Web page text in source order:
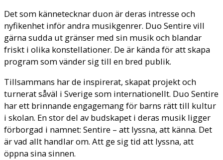
Det som kännetecknar duon är deras intresse och
nyfikenhet inför andra musikgenrer. Duo Sentire vill
gärna sudda ut gränser med sin musik och blandar
friskt i olika konstellationer. De är kända för att skapa
program som vänder sig till en bred publik.
Tillsammans har de inspirerat, skapat projekt och
turnerat såväl i Sverige som internationellt. Duo Sentire
har ett brinnande engagemang för barns rätt till kultur
i skolan. En stor del av budskapet i deras musik ligger
förborgad i namnet: Sentire – att lyssna, att känna. Det
är vad allt handlar om. Att ge sig tid att lyssna, att
öppna sina sinnen.